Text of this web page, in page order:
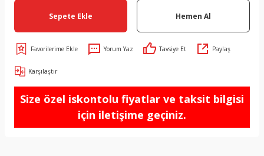
Sepete Ekle Hemen Al
Yorum Yaz Tavsiye Et Paylaş
Karşılaştır
Size özel iskontolu fiyatlar ve taksit bilgisi
için iletişime geçiniz.